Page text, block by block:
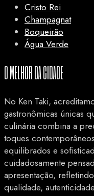
Cristo Rei
Champagnat
Boqueirão
Água Verde
O MELHOR DA CIDADE
No Ken Taki,
gastronômicas únicas
culinária combina a
toques
equilibrados e
cuidadosamente
apresentação,
qualidade,